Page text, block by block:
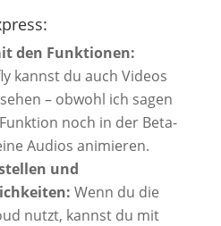
den Funktionen:
kannst du auch Videos
– obwohl ich sagen
noch in der Beta-
Audios animieren.
und
Wenn du die
nutzt, kannst du mit